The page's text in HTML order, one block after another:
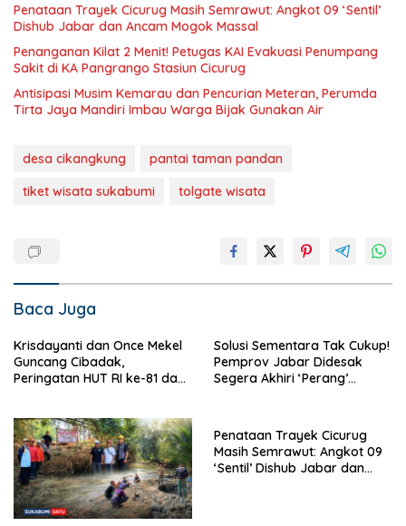
Penataan Trayek Cicurug Masih Semrawut: Angkot 09 ‘Sentil’
Dishub Jabar dan Ancam Mogok Massal
Penanganan Kilat 2 Menit! Petugas KAI Evakuasi Penumpang
Sakit di KA Pangrango Stasiun Cicurug
Antisipasi Musim Kemarau dan Pencurian Meteran, Perumda
Tirta Jaya Mandiri Imbau Warga Bijak Gunakan Air
desa cikangkung
pantai taman pandan
tiket wisata sukabumi
tolgate wisata
Baca Juga
Krisdayanti dan Once Mekel
Guncang Cibadak,
Peringatan HUT RI ke-81 dan
Solusi Sementara Tak Cukup!
Pemprov Jabar Didesak
Segera Akhiri ‘Perang’
Penataan Trayek Cicurug
Masih Semrawut: Angkot 09
‘Sentil’ Dishub Jabar dan